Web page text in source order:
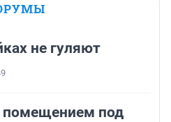
не гуляют
помещением под